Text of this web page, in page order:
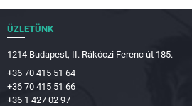
ÜZLETÜNK
1214 Budapest, II. Rákóczi Ferenc út 185.
+36 70 415 51 64
+36 70 415 51 66
+36 1 427 02 97